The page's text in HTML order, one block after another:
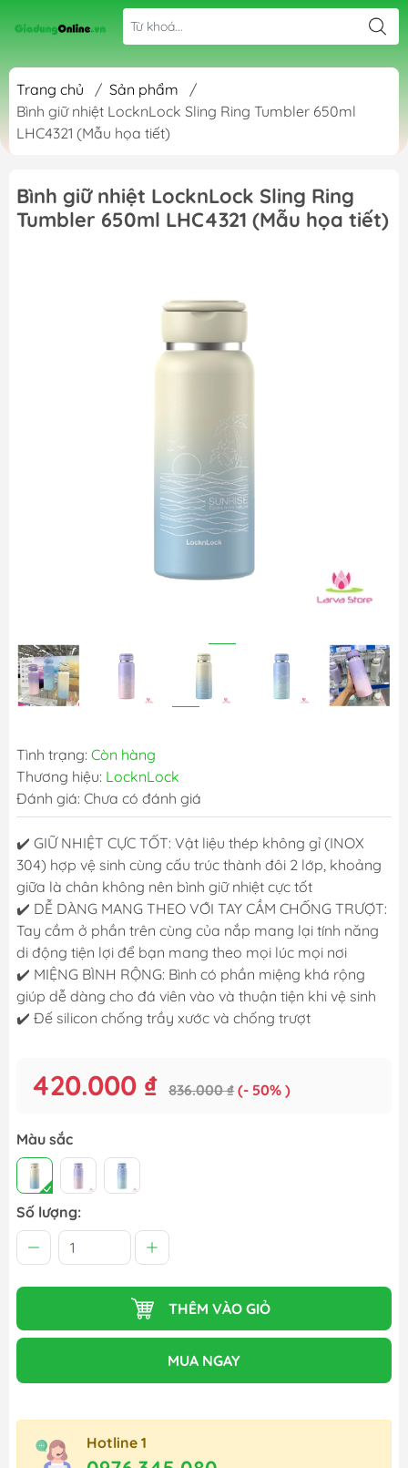
Trang chủ / Sản phẩm
/
Bình giữ nhiệt LocknLock Sling Ring Tumbler 650ml
LHC4321 (Mẫu họa tiết)
Bình giữ nhiệt LocknLock Sling Ring
Tumbler 650ml LHC4321 (Mẫu họa tiết)
Tình trạng: Còn hàng
Thương hiệu: LocknLock
Đánh giá: Chưa có đánh giá
✔️ GIỮ NHIỆT CỰC TỐT: Vật liệu thép không gỉ (INOX
304) hợp vệ sinh cùng cấu trúc thành đôi 2 lớp, khoảng
giữa là chân không nên bình giữ nhiệt cực tốt
✔️ DỄ DÀNG MANG THEO VỚI TAY CẦM CHỐNG TRƯỢT:
Tay cầm ở phần trên cùng của nắp mang lại tính năng
di động tiện lợi để bạn mang theo mọi lúc mọi nơi
✔️ MIỆNG BÌNH RỘNG: Bình có phần miệng khá rộng
giúp dễ dàng cho đá viên vào và thuận tiện khi vệ sinh
✔️ Đế silicon chống trầy xước và chống trượt
420.000 ₫ 836.000 ₫ (- 50% )
Màu sắc
Số lượng:
THÊM VÀO GIỎ
MUA NGAY
Hotline 1